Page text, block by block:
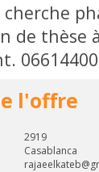
cherche
de thèse
l'offre
2919
Casablanca